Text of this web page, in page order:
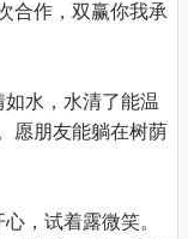
合作，双赢你我承
水，水清了能温
愿朋友能躺在树荫
，试着露微笑。